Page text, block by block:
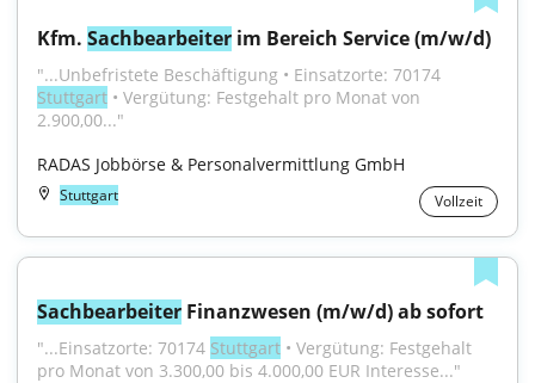
Kfm. Sachbearbeiter im Bereich Service (m/w/d)
Stuttgart • Vergütung: Festgehalt pro Monat von
2.900,00..."
RADAS Jobbörse & Personalvermittlung GmbH
Stuttgart Vollzeit
Sachbearbeiter Finanzwesen (m/w/d) ab sofort
"...Einsatzorte: 70174 Stuttgart • Vergütung: Festgehalt
pro Monat von 3.300,00 bis 4.000,00 EUR Interesse..."